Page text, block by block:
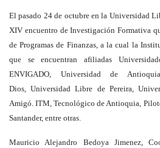
El pasado 24 de octubre en la Universidad
XIV encuentro de Investigación Formativa
de Programas de Finanzas, a la cual la
que se encuentran afiliadas
ENVIGADO, Universidad de
Dios, Universidad Libre de Pereira,
Amigó. ITM, Tecnológico de Antioquia,
Santander, entre otras.
Mauricio Alejandro Bedoya Jimenez,